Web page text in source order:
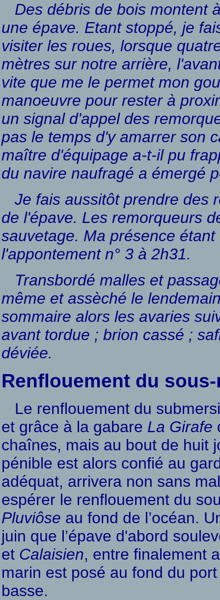
Des débris de bois montent
une épave. Etant stoppé, je
visiter les roues, lorsque
mètres sur notre arrière,
vite que me le permet mon
manoeuvre pour rester à
un signal d'appel des
pas le temps d'y amarrer son
maître d'équipage a-t-il pu
du navire naufragé a émergé
Je fais aussitôt prendre des
de l'épave. Les remorqueurs
sauvetage. Ma présence
l'appontement n° 3 à 2h31.
Transbordé malles et
même et assèché le
sommaire alors les avaries
avant tordue ; brion cassé ;
déviée.
Renflouement du
Le renflouement du
et grâce à la gabare La Girafe
chaînes, mais au bout de huit
pénible est alors confié au
adéquat, arrivera non sans
espérer le renflouement du
Pluviôse au fond de l’océan.
juin que l’épave d'abord
et Calaisien, entre finalement
marin est posé au fond du
basse.